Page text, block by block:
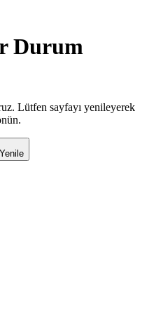
Durum
Lütfen sayfayı yenileyerek